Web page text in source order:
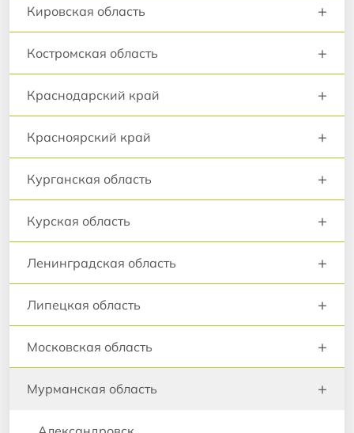
Кировская область +
Костромская область +
Краснодарский край +
Красноярский край +
Курганская область +
Курская область +
Ленинградская область +
Липецкая область +
Московская область +
Мурманская область +